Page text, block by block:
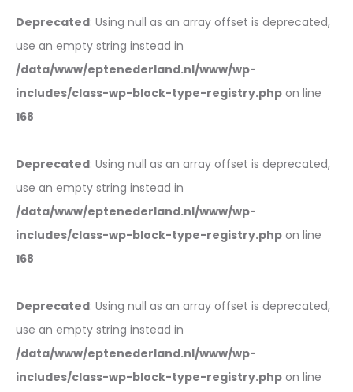
Deprecated: Using null as an array offset is deprecated,
use an empty string instead in
/data/www/eptenederland.nl/www/wp-
includes/class-wp-block-type-registry.php on line
168
Deprecated: Using null as an array offset is deprecated,
use an empty string instead in
/data/www/eptenederland.nl/www/wp-
includes/class-wp-block-type-registry.php on line
168
Deprecated: Using null as an array offset is deprecated,
use an empty string instead in
/data/www/eptenederland.nl/www/wp-
includes/class-wp-block-type-registry.php on line